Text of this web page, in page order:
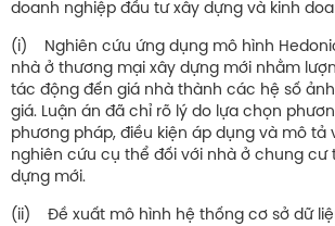
doanh nghiệp đầu tư xây dựng và kinh
(i) Nghiên cứu ứng dụng mô hình
nhà ở thương mại xây dựng mới nhằm
tác động đến giá nhà thành các hệ số
giá. Luận án đã chỉ rõ lý do lựa chọn
phương pháp, điều kiện áp dụng và mô tả
nghiên cứu cụ thể đối với nhà ở chung cư
dựng mới.
(ii) Đề xuất mô hình hệ thống cơ sở dữ